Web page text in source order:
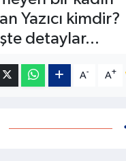
Yazıcı kimdir?
detaylar...
A- A+